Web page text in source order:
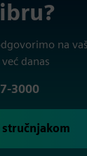
na
danas
3000
stručnjakom